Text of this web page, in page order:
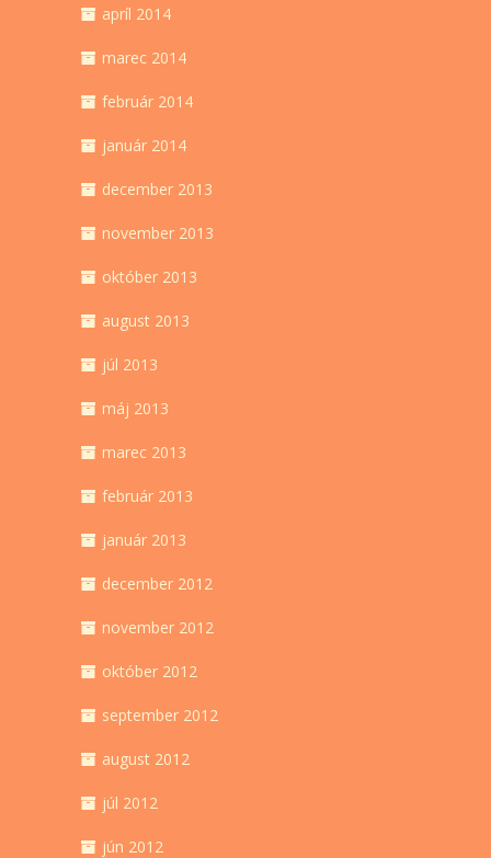
apríl 2014
marec 2014
február 2014
január 2014
december 2013
november 2013
október 2013
august 2013
júl 2013
máj 2013
marec 2013
február 2013
január 2013
december 2012
november 2012
október 2012
september 2012
august 2012
júl 2012
jún 2012